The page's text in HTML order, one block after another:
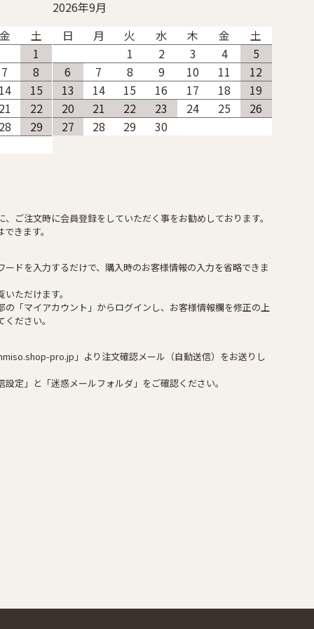
金
土
1
7
8
14
15
21
22
28
29
2026年9月
日
月 火 水 木 金
土
1
2 3 4
5
6
7 8 9 10 11
12
13
14 15 16 17 18
19
20
21 22 23 24 25
26
27
28 29 30
ご注文時に会員登録をしていただく事をお勧めしております。
きます。
ドを入力するだけで、購入時のお客様情報の入力を省略できま
ただけます。
の「マイアカウント」からログインし、お客様情報欄を修正の上
ださい。
pro.jp」より注文確認メール（自動送信）をお送りし
定」と「迷惑メールフォルダ」をご確認ください。